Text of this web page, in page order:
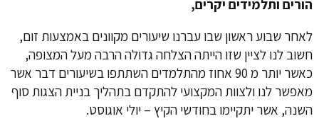
הורים ותלמידים יקרים,
לאחר שבוע ראשון שבו עברנו שיעורים מקוונים באמצעות זום,
חשוב לנו לציין שזו הייתה הצלחה גדולה הרבה מעל המצופה,
כאשר יותר מ 90 אחוז מהתלמדים השתתפו בשיעורים דבר אשר
מאפשר לנו ולצוות המקצועי להתקדם בתהליך בניית הצגות סוף
השנה, אשר יתקיימו בחודשי הקיץ – יולי אוגוסט.